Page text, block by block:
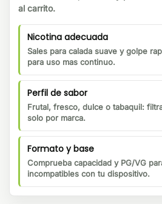
al carrito.
Nicotina adecuada
Sales para calada suave y golpe
para uso mas continuo.
Perfil de sabor
Frutal, fresco, dulce o tabaquil:
solo por marca.
Formato y base
Comprueba capacidad y PG/VG
incompatibles con tu dispositivo.